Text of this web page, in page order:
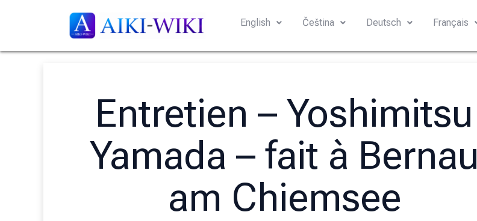
English Čeština Deutsch Français
Entretien – Yoshimitsu
Yamada – fait à Bernau
am Chiemsee